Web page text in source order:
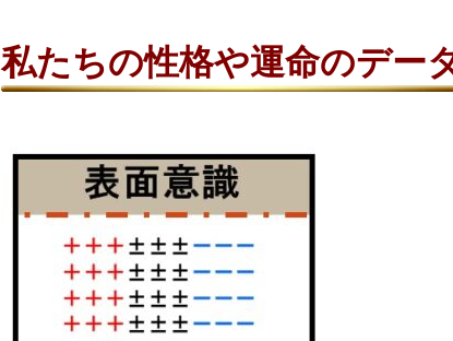
私たちの性格や運命のデー